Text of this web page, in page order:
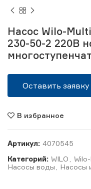
Насос Wilo-
230-50-2 220В
Оставить заявку
В избранное
Артикул: 4070545
Категорий: WILO
Насосы воды
Насосы